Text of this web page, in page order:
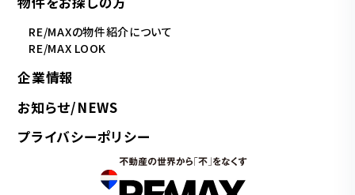
RE/MAXの物件紹介について
RE/MAX LOOK
企業情報
お知らせ/NEWS
プライバシーポリシー